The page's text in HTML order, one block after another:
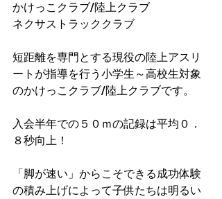
かけっこクラブ/陸上クラブ
ネクサストラッククラブ
短距離を専門とする現役の陸上アスリ
ートが指導を行う小学生～高校生対象
のかけっこクラブ/陸上クラブです。
入会半年での５０ｍの記録は平均０．
８秒向上！​
「脚が速い」からこそできる成功体験
の積み上げによって子供たちは明るい